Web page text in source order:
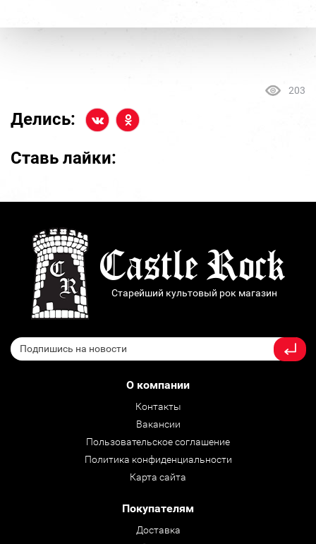
203
Делись:
Ставь лайки:
Старейший культовый рок магазин
О компании
Контакты
Вакансии
Пользовательское соглашение
Политика конфиденциальности
Карта сайта
Покупателям
Доставка